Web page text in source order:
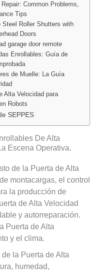
Common Problems,
Tips
Roller Shutters with
Doors
garage door remote
Enrollables: Guía de
de Muelle: La Guía
Alta Velocidad para
Robots
SEPPES
De Alta
Escena Operativa.
de la Puerta de Alta
montacargas, el control
la producción de
de Alta Velocidad
y autorreparación.
Puerta de Alta
y el clima.
la Puerta de Alta
humedad,